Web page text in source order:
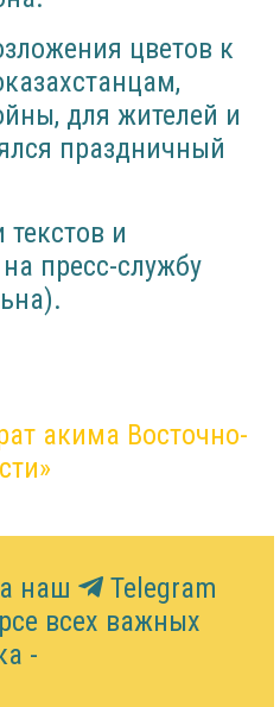
цветов к
для жителей и
праздничный
и
пресс-службу
акима Восточно-
наш
Telegram
всех важных
-